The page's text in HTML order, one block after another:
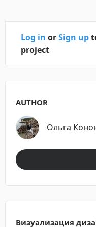
Log in orSign up
project
AUTHOR
Ольга
Визуализация